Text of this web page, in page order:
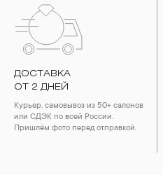
ДОСТАВКА
ОТ 2 ДНЕЙ
Курьер, самовывоз из 50+ салонов
или СДЭК по всей России.
Пришлём фото перед отправкой.